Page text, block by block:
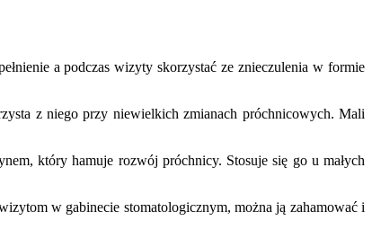
a podczas wizyty skorzystać ze znieczulenia w formie
z niego przy niewielkich zmianach próchnicowych. Mali
który hamuje rozwój próchnicy. Stosuje się go u małych
w gabinecie stomatologicznym, można ją zahamować i